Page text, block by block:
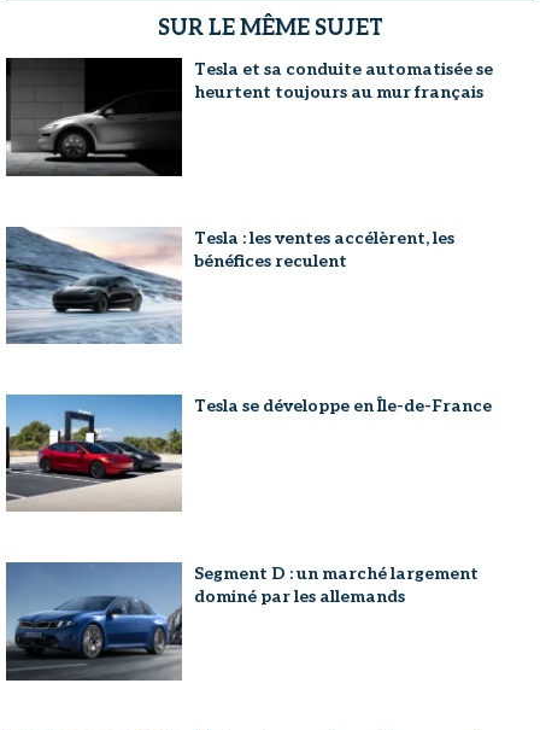
SUR LE MÊME SUJET
Tesla et sa conduite automatisée se
heurtent toujours au mur français
Tesla : les ventes accélèrent, les
bénéfices reculent
Tesla se développe en Île-de-France
Segment D : un marché largement
dominé par les allemands